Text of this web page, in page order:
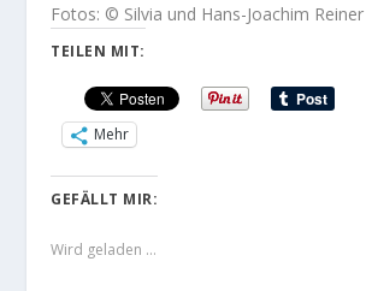
Fotos: © Silvia und Hans-Joachim Reiner
TEILEN MIT:
Mehr
GEFÄLLT MIR:
Wird geladen …